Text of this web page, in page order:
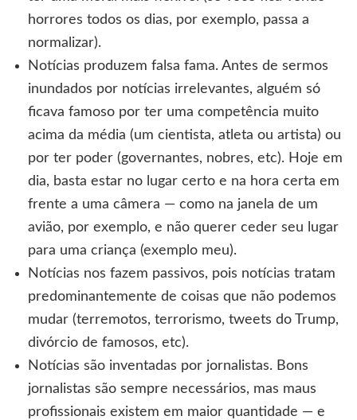
horrores todos os dias, por exemplo, passa a
normalizar).
Notícias produzem falsa fama. Antes de sermos
inundados por notícias irrelevantes, alguém só
ficava famoso por ter uma competência muito
acima da média (um cientista, atleta ou artista) ou
por ter poder (governantes, nobres, etc). Hoje em
dia, basta estar no lugar certo e na hora certa em
frente a uma câmera — como na janela de um
avião, por exemplo, e não querer ceder seu lugar
para uma criança (exemplo meu).
Notícias nos fazem passivos, pois notícias tratam
predominantemente de coisas que não podemos
mudar (terremotos, terrorismo, tweets do Trump,
divórcio de famosos, etc).
Notícias são inventadas por jornalistas. Bons
jornalistas são sempre necessários, mas maus
profissionais existem em maior quantidade — e